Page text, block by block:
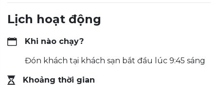
Lịch hoạt động
Khi nào chạy?
Đón khách tại khách sạn bắt đầu lúc 9:45 sáng
Khoảng thời gian